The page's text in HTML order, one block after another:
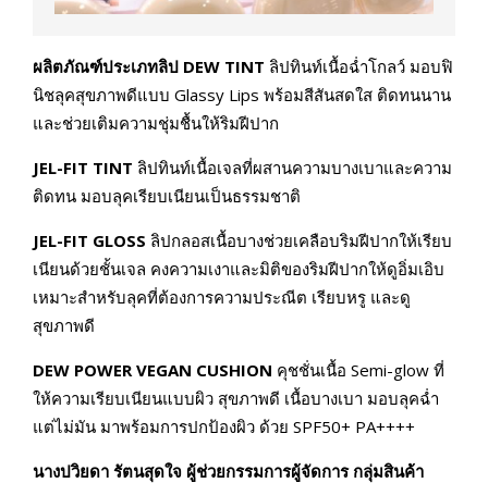
ผลิตภัณฑ์ประเภทลิป DEW TINT ลิปทินท์เนื้อฉ่ำโกลว์ มอบฟิ
นิชลุคสุขภาพดีแบบ Glassy Lips พร้อมสีสันสดใส ติดทนนาน
และช่วยเติมความชุ่มชื้นให้ริมฝีปาก
JEL-FIT TINT ลิปทินท์เนื้อเจลที่ผสานความบางเบาและความ
ติดทน มอบลุคเรียบเนียนเป็นธรรมชาติ
JEL-FIT GLOSS ลิปกลอสเนื้อบางช่วยเคลือบริมฝีปากให้เรียบ
เนียนด้วยชั้นเจล คงความเงาและมิติของริมฝีปากให้ดูอิ่มเอิบ
เหมาะสำหรับลุคที่ต้องการความประณีต เรียบหรู และดู
สุขภาพดี
DEW POWER VEGAN CUSHION คุชชั่นเนื้อ Semi-glow ที่
ให้ความเรียบเนียนแบบผิว สุขภาพดี เนื้อบางเบา มอบลุคฉ่ำ
แต่ไม่มัน มาพร้อมการปกป้องผิว ด้วย SPF50+ PA++++
นางปวิยดา รัตนสุดใจ ผู้ช่วยกรรมการผู้จัดการ กลุ่มสินค้า